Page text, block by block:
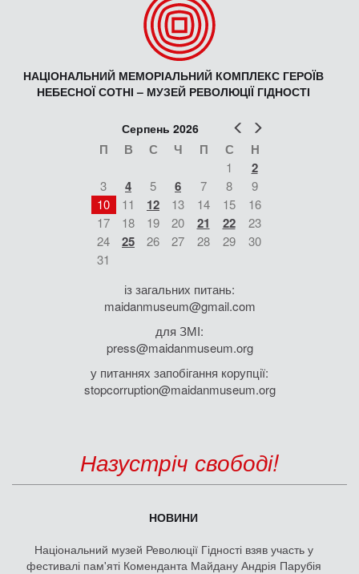
НАЦІОНАЛЬНИЙ МЕМОРІАЛЬНИЙ КОМПЛЕКС ГЕРОЇВ
НЕБЕСНОЇ СОТНІ – МУЗЕЙ РЕВОЛЮЦІЇ ГІДНОСТІ
Попер
Серпень 2026
П В С Ч П С Н
1 2
3 4 5 6 7 8
9
10
11 12 13 14 15
16
17
18 19 20 21 22
23
24
25 26 27 28 29
30
31
із загальних питань:
maidanmuseum@gmail.com
для ЗМІ:
press@maidanmuseum.org
у питаннях запобігання корупції:
stopcorruption@maidanmuseum.org
Назустріч свободі!
НОВИНИ
Національний музей Революції Гідності взяв участь у
фестивалі пам'яті Коменданта Майдану Андрія Парубія